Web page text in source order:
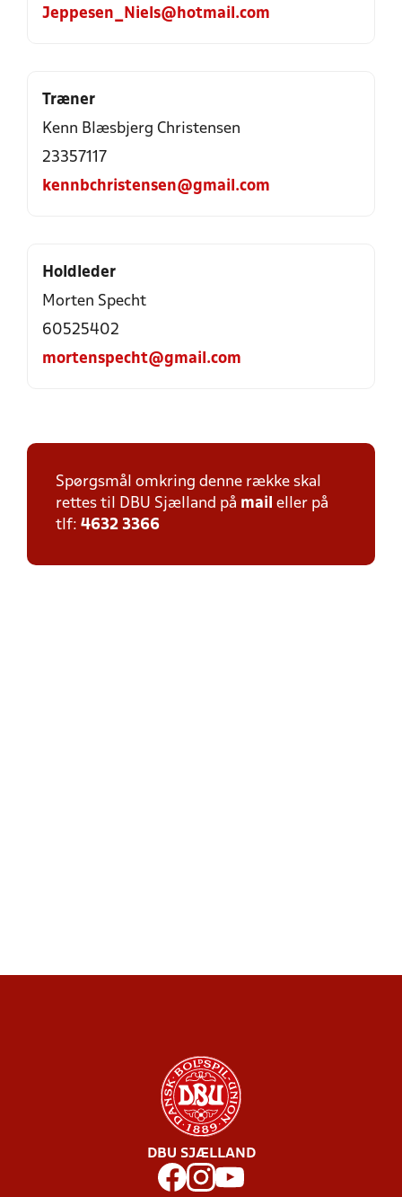
Jeppesen_Niels@hotmail.com
Træner
Kenn Blæsbjerg Christensen
23357117
kennbchristensen@gmail.com
Holdleder
Morten Specht
60525402
mortenspecht@gmail.com
Spørgsmål omkring denne række skal
rettes til DBU Sjælland på mail eller på
tlf: 4632 3366
DBU SJÆLLAND